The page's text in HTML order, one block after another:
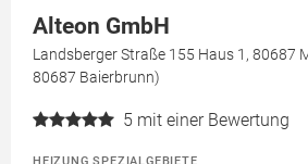
Alteon GmbH
Landsberger Straße 155 Haus 1, 80687
80687 Baierbrunn)
5 mit einer Bewertung